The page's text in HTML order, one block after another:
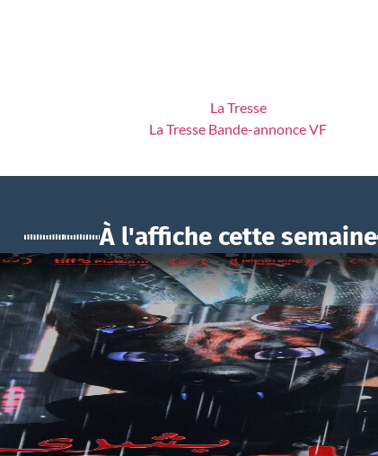
La Tresse
La Tresse Bande-annonce VF
À l'affiche cette semaine
BOUCHRA